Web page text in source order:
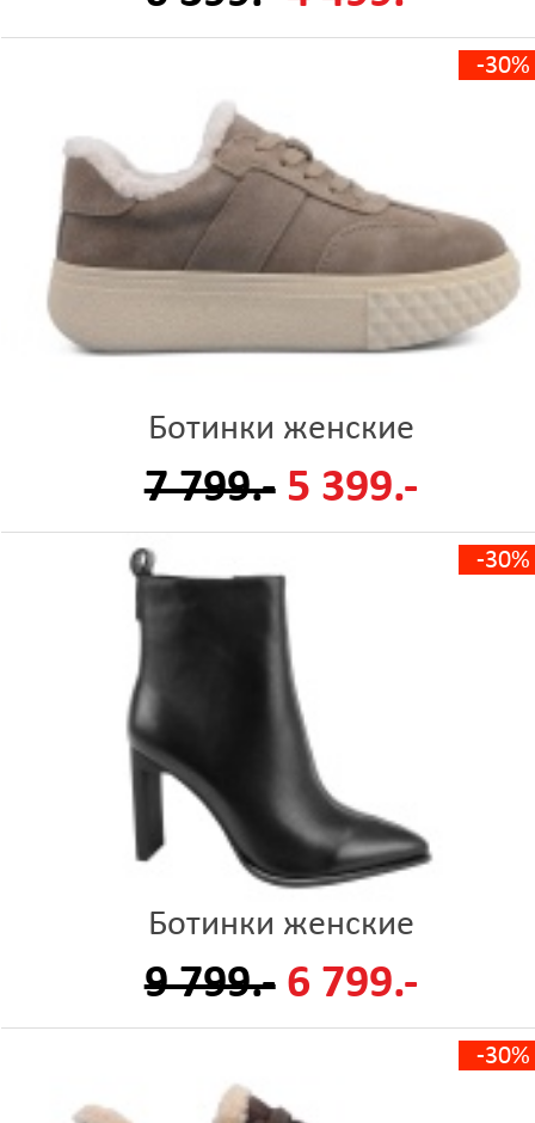
-30%
Ботинки женские
7 799.- 5 399.-
-30%
Ботинки женские
9 799.- 6 799.-
-30%